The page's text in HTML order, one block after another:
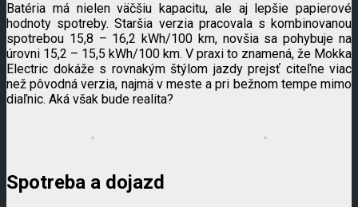
Batéria má nielen väčšiu kapacitu, ale aj lepšie papierové
hodnoty spotreby. Staršia verzia pracovala s kombinovanou
spotrebou 15,8 – 16,2 kWh/100 km, novšia sa pohybuje na
úrovni 15,2 – 15,5 kWh/100 km. V praxi to znamená, že Mokka
Electric dokáže s rovnakým štýlom jazdy prejsť citeľne viac
než pôvodná verzia, najmä v meste a pri bežnom tempe mimo
diaľnic. Aká však bude realita?
Spotreba a dojazd